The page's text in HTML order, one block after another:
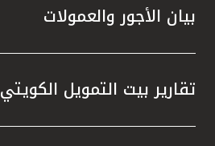
المملكة المتحدة
بيان الأجور والعمولات
تقارير بيت التمويل الكويتي